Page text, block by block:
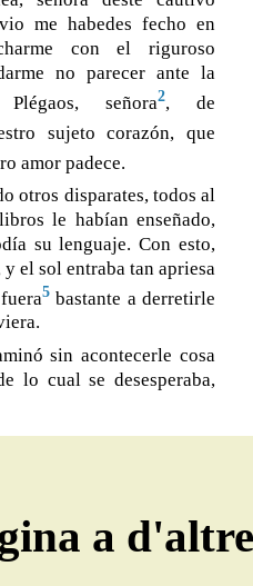
me habedes fecho en
con el riguroso
no parecer ante la
señora2, de
sujeto corazón, que
amor padece.
otros disparates, todos al
le habían enseñado,
su lenguaje. Con esto,
el sol entraba tan apriesa
5bastante a derretirle
sin acontecerle cosa
lo cual se desesperaba,
a